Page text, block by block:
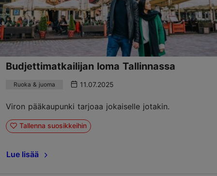
Budjettimatkailijan loma Tallinnassa
Ruoka & juoma 11.07.2025
Viron pääkaupunki tarjoaa jokaiselle jotakin.
Tallenna suosikkeihin
Lue lisää